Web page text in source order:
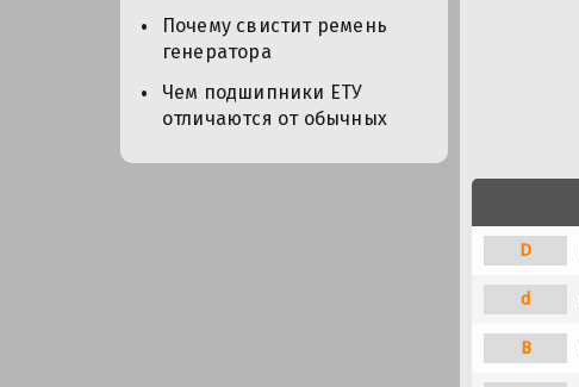
Почему свистит ремень
генератора
Чем подшипники ЕТУ
отличаются от обычных
D
d
B